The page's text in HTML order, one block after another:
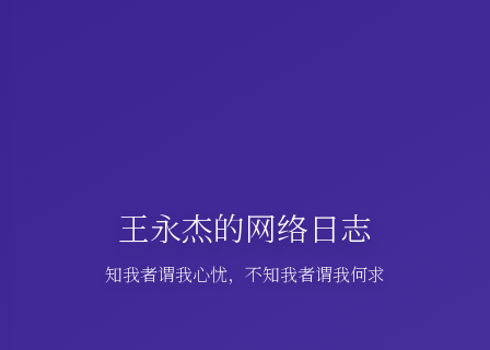
王永杰的网络日志
知我者谓我心忧，不知我者谓我何求